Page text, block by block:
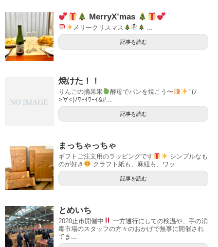
MerryX’mas
メリークリスマス ...
記事を読む
焼けた！！
りんごの摘果果 酵母でパンを焼こう〜
"(ﾉ
>∀<)ﾉﾜｰｲﾜｰｲ&#...
記事を読む
まっちゃっちゃ
ギフトご注文用のラッピングです
シンプルなも
のが好き
クラフト紙も、麻紐も、ワッ...
記事を読む
とめいち
2020止市開催中
一方通行にしての検温や、手の消
毒市場のスタッフの方々のおかげで無事に開催され
てま...